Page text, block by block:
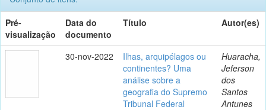
Pré-
visualização
Data do
documento
Título Autor(es)
30-nov-2022
Ilhas, arquipélagos ou
continentes? Uma
análise sobre a
geografia do Supremo
Tribunal Federal
Huaracha,
Jeferson
dos
Santos
Antunes